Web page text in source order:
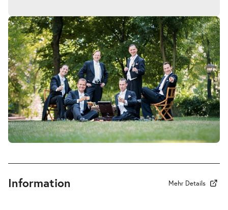
Information Mehr Details